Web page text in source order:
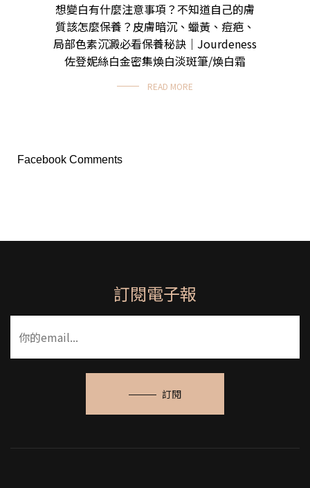
想變白有什麼注意事項？不知道自己的膚
質該怎麼保養？皮膚暗沉、蠟黃、痘疤、
局部色素沉澱必看保養秘訣｜Jourdeness
佐登妮絲白金密集煥白淡斑筆/煥白霜
READ MORE
Facebook Comments
訂閱電子報
訂閱